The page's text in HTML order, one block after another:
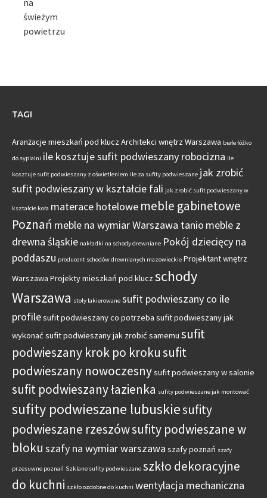
TAGI
Aranżacje mieszkań pod klucz Architekci wnętrz Warszawa białe łóżko
do sypialni ile kosztuje sufit podwieszany robocizna ile
kosztuje sufit podwieszany z oświetleniem ile za sufity podwieszane jak zrobić
sufit podwieszany w kształcie fali jak zrobić sufit podwieszany w
kształcie koła materace hotelowe meble gabinetowe
Poznań meble na wymiar Warszawa tanio meble z
drewna śląskie nakładki na schody drewniane Pokój dziecięcy na
poddaszu producent schodów drewnianych mazowieckie Projektant wnętrz
Warszawa Projekty mieszkań pod klucz schody
Warszawa stoły lakierowane sufit podwieszany co ile
profilesufit podwieszany co potrzeba sufit podwieszany jak
wykonać sufit podwieszany jak zrobić samemu sufit
podwieszany krok po krokusufit
podwieszany nowoczesnysufit podwieszany w salonie
sufit podwieszany łazienka sufity podwieszane jak montować
sufity podwieszane lubuskiesufity
podwieszane rzeszówsufity podwieszane w
bloku szafy na wymiar warszawa szafy poznań szafy
przesuwne poznań Szklane sufity podwieszane szkło dekoracyjne
do kuchni szkło ozdobne do kuchni wentylacja mechaniczna